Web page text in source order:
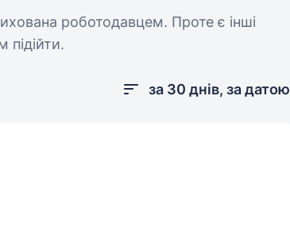
роботодавцем. Проте є інші
підійти.
за 30 днів, за датою